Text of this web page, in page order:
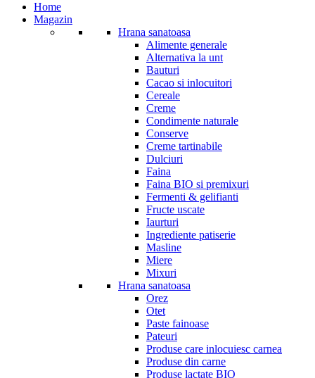
Home
Magazin
Hrana sanatoasa
Alimente generale
Alternativa la unt
Bauturi
Cacao si inlocuitori
Cereale
Creme
Condimente naturale
Conserve
Creme tartinabile
Dulciuri
Faina
Faina BIO si premixuri
Fermenti & gelifianti
Fructe uscate
Iaurturi
Ingrediente patiserie
Masline
Miere
Mixuri
Hrana sanatoasa
Orez
Otet
Paste fainoase
Pateuri
Produse care inlocuiesc carnea
Produse din carne
Produse lactate BIO